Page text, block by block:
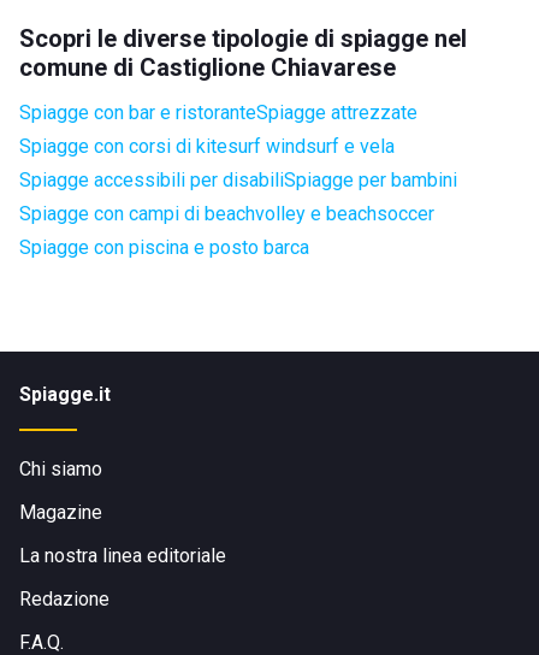
Scopri le diverse tipologie di spiagge nel
comune di Castiglione Chiavarese
Spiagge con bar e ristoranteSpiagge attrezzate
Spiagge con corsi di kitesurf windsurf e vela
Spiagge accessibili per disabiliSpiagge per bambini
Spiagge con campi di beachvolley e beachsoccer
Spiagge con piscina e posto barca
Spiagge.it
Chi siamo
Magazine
La nostra linea editoriale
Redazione
F.A.Q.